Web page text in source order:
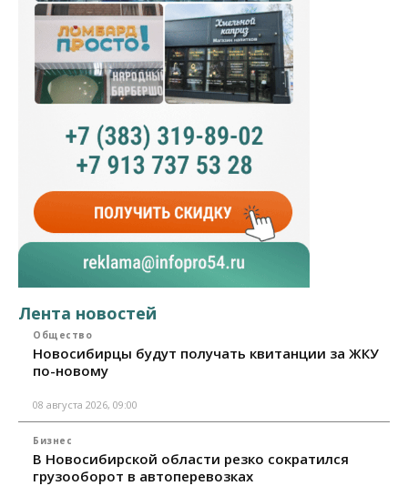
Лента новостей
Общество
Новосибирцы будут получать квитанции за ЖКУ
по-новому
08 августа 2026, 09:00
Бизнес
В Новосибирской области резко сократился
грузооборот в автоперевозках